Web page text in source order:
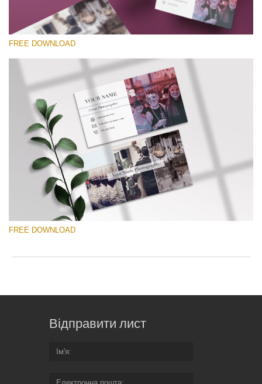
Please select
Free Template #2
Wedding Photography Templates
Free download
FREE DOWNLOAD
FREE DOWNLOAD
Відправити лист
Ім'я